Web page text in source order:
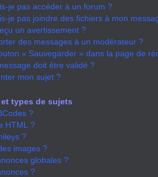
je pas accéder à un forum ?
je pas joindre des fichiers à mon
un avertissement ?
des messages à un modérateur ?
« Sauvegarder » dans la page de
doit être validé ?
mon sujet ?
types de sujets
?
HTML ?
?
images ?
globales ?
?